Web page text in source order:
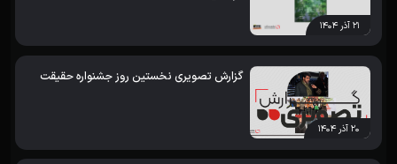
۲۱ آذر ۱۴۰۴
۲۰ آذر ۱۴۰۴
گزارش تصویری نخستین روز جشنواره حقیقت